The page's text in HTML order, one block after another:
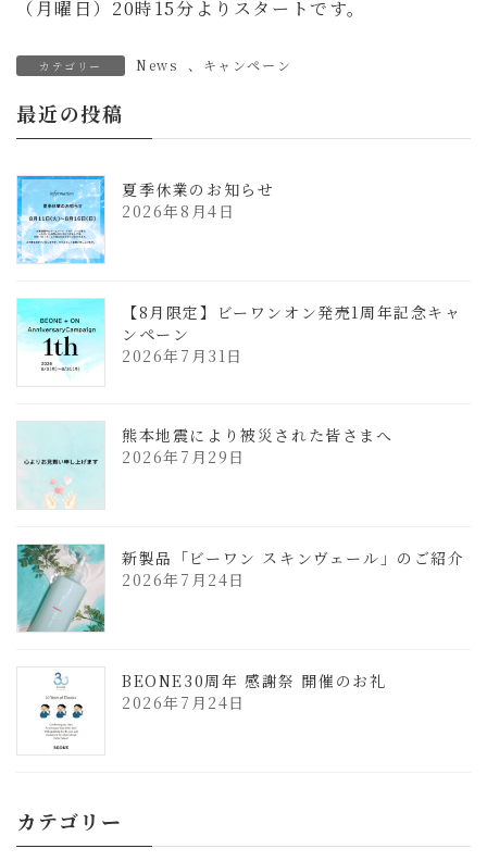
（月曜日）20時15分よりスタートです。
カテゴリー News 、 キャンペーン
最近の投稿
夏季休業のお知らせ
2026年8月4日
【8月限定】ビーワンオン発売1周年記念キャ
ンペーン
2026年7月31日
熊本地震により被災された皆さまへ
2026年7月29日
新製品「ビーワン スキンヴェール」のご紹介
2026年7月24日
BEONE30周年 感謝祭 開催のお礼
2026年7月24日
カテゴリー